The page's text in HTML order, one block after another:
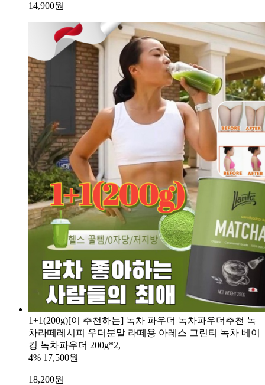
14,900원
1+1(200g)[이 추천하는] 녹차 파우더 녹차파우더추천 녹
차라떼레시피 우더분말 라떼용 아레스 그린티 녹차 베이
킹 녹차파우더 200g*2,
4% 17,500원
18,200원